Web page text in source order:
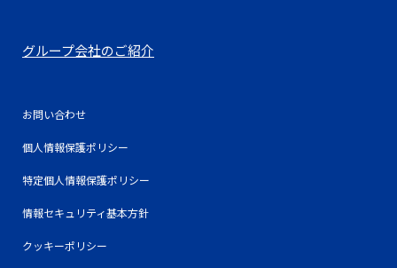
グループ会社のご紹介
お問い合わせ
個人情報保護ポリシー
特定個人情報保護ポリシー
情報セキュリティ基本方針
クッキーポリシー